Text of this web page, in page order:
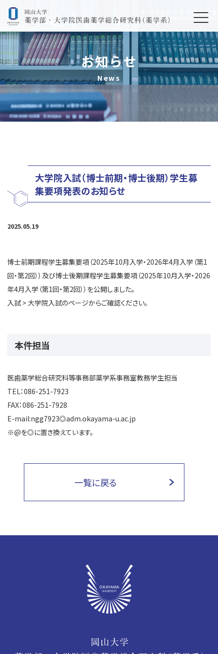
お知らせ
News
大学院入試（博士前期・博士後期）学生募
集要項発表のお知らせ
2025.05.19
博士前期課程学生募集要項（2025年10月入学・2026年4月入学（第1
回・第2回））及び博士後期課程学生募集要項（2025年10月入学・2026
年4月入学（第1回・第2回））を公開しました。
入試 > 大学院入試のページからご確認ください。
本件担当
医歯薬学総合研究科等事務部薬学系事務室教務学生担当
TEL：086-251-7923
FAX：086-251-7928
E-mail:ngg7923◎adm.okayama-u.ac.jp
※@を◎に置き換えています。
一覧に戻る